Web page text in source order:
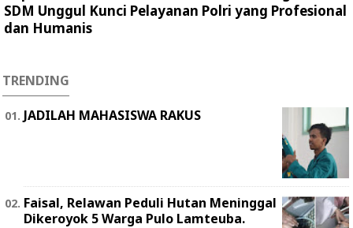
SDM Unggul Kunci Pelayanan Polri yang Profesional
dan Humanis
TRENDING
JADILAH MAHASISWA RAKUS
Faisal, Relawan Peduli Hutan Meninggal
Dikeroyok 5 Warga Pulo Lamteuba.